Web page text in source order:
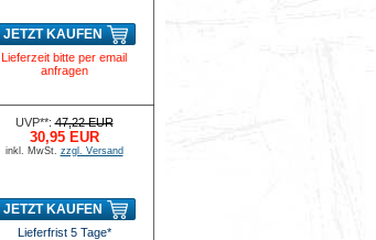
JETZT KAUFEN
Lieferzeit bitte per email
anfragen
UVP**:47,22 EUR
30,95 EUR
inkl. MwSt. zzgl. Versand
JETZT KAUFEN
Lieferfrist 5 Tage*